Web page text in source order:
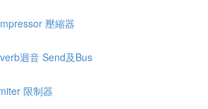
壓縮器
迴音 Send及Bus
限制器